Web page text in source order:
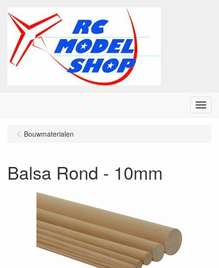
Menu
Bouwmaterialen
Balsa Rond - 10mm